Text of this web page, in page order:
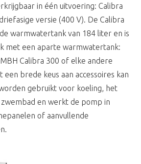
in één uitvoering: Calibra
versie (400 V). De Calibra
warmwatertank van 184 liter en is
met een aparte warmwatertank:
Calibra 300 of elke andere
brede keus aan accessoires kan
gebruikt voor koeling, het
en werkt de pomp in
of aanvullende